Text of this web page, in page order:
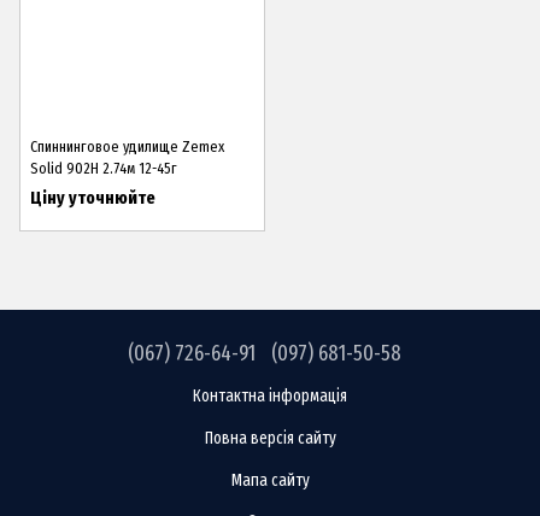
Спиннинговое удилище Zemex
Solid 902H 2.74м 12-45г
Ціну уточнюйте
(067) 726-64-91 (097) 681-50-58
Контактна інформація
Повна версія сайту
Мапа сайту